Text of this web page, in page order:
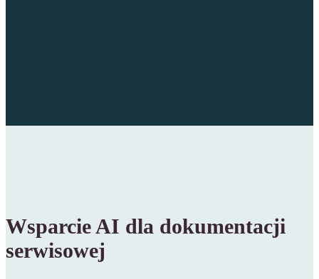
Wsparcie AI dla dokumentacji
serwisowej